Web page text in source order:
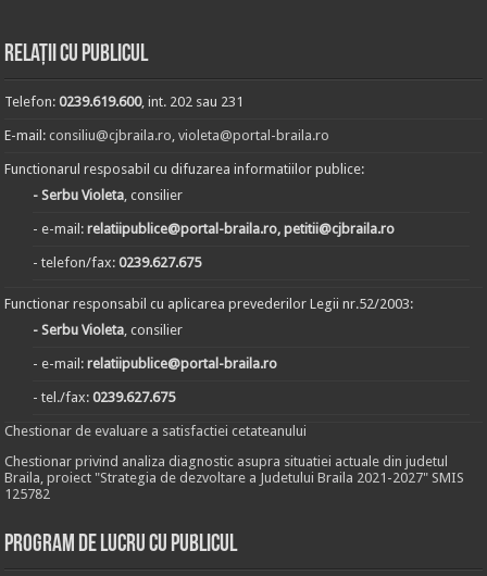
Relații cu publicul
Telefon:0239.619.600, int. 202 sau 231
E-mail:consiliu@cjbraila.ro,violeta@portal-braila.ro
Functionarul resposabil cu difuzarea informatiilor publice:
- Serbu Violeta, consilier
- e-mail:relatiipublice@portal-braila.ro, petitii@cjbraila.ro
- telefon/fax:0239.627.675
Functionar responsabil cu aplicarea prevederilor Legii nr.52/2003:
- Serbu Violeta, consilier
- e-mail:relatiipublice@portal-braila.ro
- tel./fax:0239.627.675
Chestionar de evaluare a satisfactiei cetateanului
Chestionar privind analiza diagnostic asupra situatiei actuale din judetul
Braila, proiect "Strategia de dezvoltare a Judetului Braila 2021-2027" SMIS
125782
Program de lucru cu publicul